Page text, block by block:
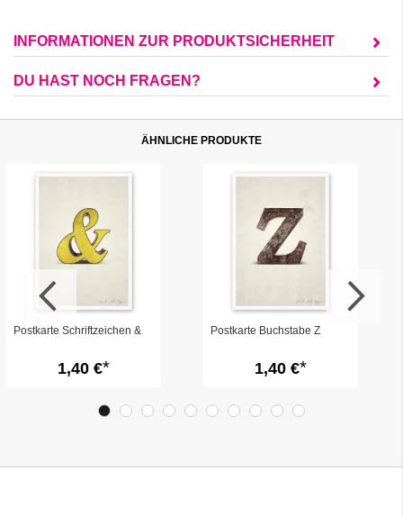
INFORMATIONEN ZUR PRODUKTSICHERHEIT
DU HAST NOCH FRAGEN?
ÄHNLICHE PRODUKTE
Postkarte Schriftzeichen &
1,40 €
Postkarte Buchstabe Z
1,40 €